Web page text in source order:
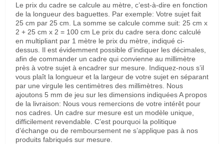
Le prix du cadre se calcule au mètre, c’est-à-dire en fonction
de la longueur des baguettes. Par exemple: Votre sujet fait
25 cm par 25 cm. La somme se calcule comme suit: 25 cm x
2 + 25 cm x 2 = 100 cm Le prix du cadre sera donc calculé
en multipliant par 1 mètre le prix du mètre, indiqué ci-
dessus. Il est évidemment possible d’indiquer les décimales,
afin de commander un cadre qui convienne au millimètre
près à votre sujet à encadrer sur mesure. Indiquez-nous s’il
vous plaît la longueur et la largeur de votre sujet en séparant
par une virgule les centimètres des millimètres. Nous
ajoutons 5 mm de jeu sur les dimensions indiquées A propos
de la livraison: Nous vous remercions de votre intérêt pour
nos cadres. Un cadre sur mesure est un modèle unique,
difficilement revendable. C’est pourquoi la politique
d’échange ou de remboursement ne s’applique pas à nos
produits fabriqués sur mesure.